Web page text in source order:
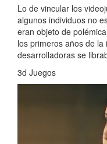
Lo de vincular los
algunos individuos no
eran objeto de
los primeros años de
desarrolladoras se
3d Juegos